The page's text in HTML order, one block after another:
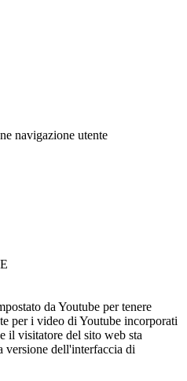
navigazione utente
da Youtube per tenere
per i video di Youtube incorporati
il visitatore del sito web sta
versione dell'interfaccia di